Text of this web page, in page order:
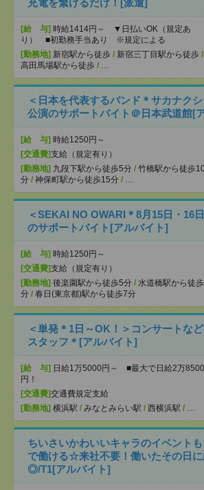
充電を繋げるだけ！[派遣]
[給 与] 時給1414円～ ▼日払いOK（規定あ
り） ■初勤務手当あり ※規定による
[勤務地] 新宿駅から徒歩 / 新宿三丁目駅から徒歩 /
高田馬場駅から徒歩 / …
＜日本を代表するバンド＊サカナク
公演のサポートバイト＠日本武道館[
[給 与] 時給1250円～
[交通費]支給（規定有り）
[勤務地] 九段下駅から徒歩5分 / 竹橋駅から徒歩
分 / 神保町駅から徒歩15分 / …
＜SEKAI NO OWARI＊8月15日・16
のサポートバイト[アルバイト]
[給 与] 時給1250円～
[交通費]支給（規定有り）
[勤務地] 後楽園駅から徒歩5分 / 水道橋駅から徒
分 / 春日(東京都)駅から徒歩7分
＜単発＊1日～OK！＞コンサートな
スタッフ＊[アルバイト]
[給 与] 日給1万5000円～ ■最大で日給2万8500
円！
[交通費]交通費規定支給
[勤務地] 横浜駅 / みなとみらい駅 / 西横浜駅 / …
ちいさいかわいいキャラのイベント
で働ける☆来社不要！働いたその日
◎/T1[アルバイト]